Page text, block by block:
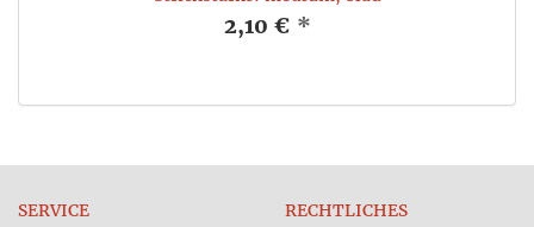
2,10 € *
SERVICE RECHTLICHES